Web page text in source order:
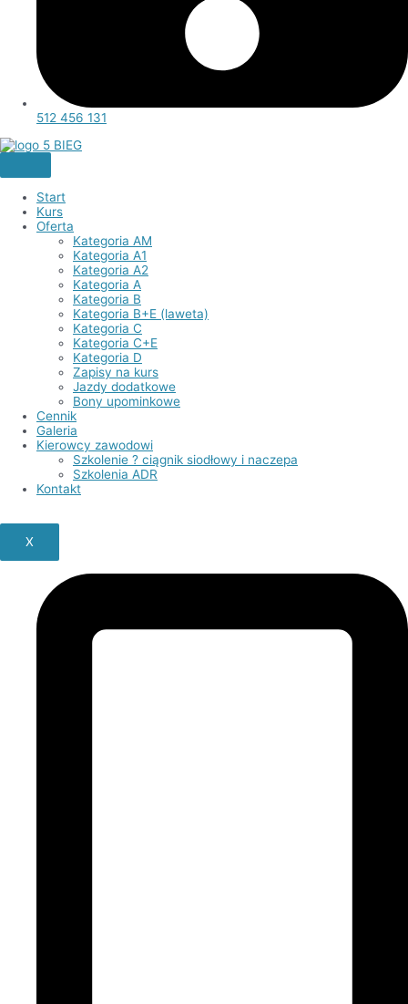
512 456 131
Start
Kurs
Oferta
Kategoria AM
Kategoria A1
Kategoria A2
Kategoria A
Kategoria B
Kategoria B+E (laweta)
Kategoria C
Kategoria C+E
Kategoria D
Zapisy na kurs
Jazdy dodatkowe
Bony upominkowe
Cennik
Galeria
Kierowcy zawodowi
Szkolenie ? ciągnik siodłowy i naczepa
Szkolenia ADR
Kontakt
X